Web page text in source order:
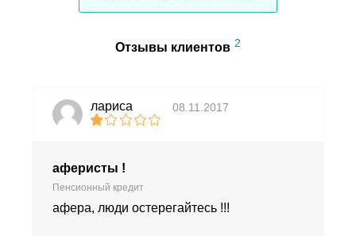
Отзывы клиентов 2
лариса 08.11.2017
аферисты !
Пенсионный кредит
афера, люди остерегайтесь !!!